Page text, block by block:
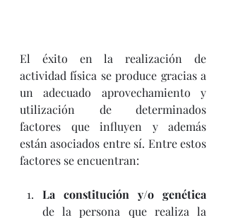
El éxito en la realización de
actividad física se produce gracias a
un adecuado aprovechamiento y
utilización de determinados
factores que influyen y además
están asociados entre sí. Entre estos
factores se encuentran:
La constitución y/o genética
de la persona que realiza la